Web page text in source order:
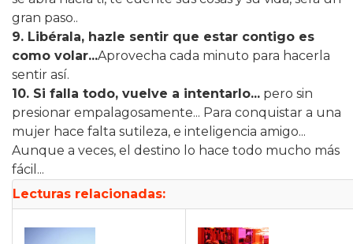
gran paso..
9. Libérala, hazle sentir que estar contigo es
como volar...Aprovecha cada minuto para hacerla
sentir así.
10. Si falla todo, vuelve a intentarlo... pero sin
presionar empalagosamente... Para conquistar a una
mujer hace falta sutileza, e inteligencia amigo...
Aunque a veces, el destino lo hace todo mucho más
fácil...
Lecturas relacionadas: